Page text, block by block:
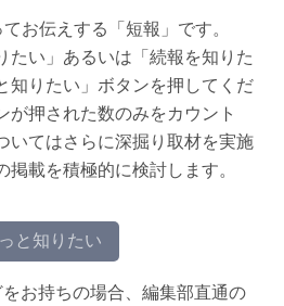
お伝えする「短報」です。
たい」あるいは「続報を知りた
知りたい」ボタンを押してくだ
が押された数のみをカウント
いてはさらに深掘り取材を実施
載を積極的に検討します。
と知りたい
お持ちの場合、編集部直通の